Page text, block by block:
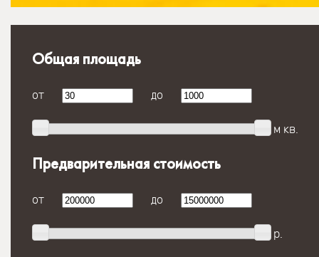
Общая площадь
от до
м кв.
Предварительная стоимость
от до
р.